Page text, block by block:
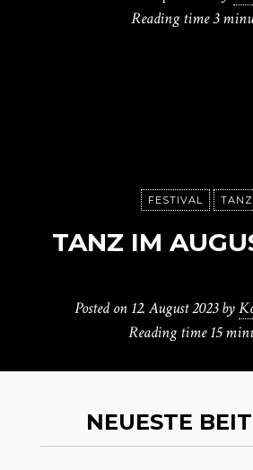
Reading time3
FESTIVAL TANZ
TANZ IM
Posted on 12. August 2023 by
Reading time15
NEUESTE